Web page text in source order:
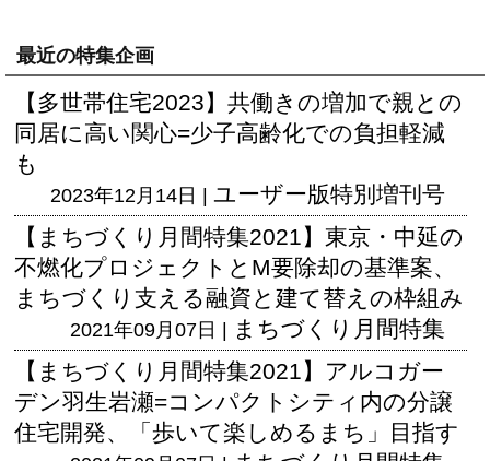
最近の特集企画
【多世帯住宅2023】共働きの増加で親との
同居に高い関心=少子高齢化での負担軽減
も
2023年12月14日 | ユーザー版特別増刊号
【まちづくり月間特集2021】東京・中延の
不燃化プロジェクトとM要除却の基準案、
まちづくり支える融資と建て替えの枠組み
2021年09月07日 | まちづくり月間特集
【まちづくり月間特集2021】アルコガー
デン羽生岩瀬=コンパクトシティ内の分譲
住宅開発、「歩いて楽しめるまち」目指す